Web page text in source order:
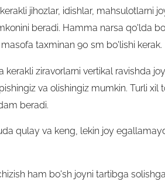
jihozlar, idishlar, mahsulotlarni
beradi. Hamma narsa qo'lda
taxminan 90 sm bo'lishi kerak.
kerakli ziravorlarni vertikal ravishda
va olishingiz mumkin. Turli xil
beradi.
qulay va keng, lekin joy
ham bo'sh joyni tartibga